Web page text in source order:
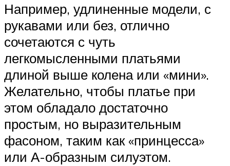
Например, удлиненные модели, с
рукавами или без, отлично
сочетаются с чуть
легкомысленными платьями
длиной выше колена или «мини».
Желательно, чтобы платье при
этом обладало достаточно
простым, но выразительным
фасоном, таким как «принцесса»
или А-образным силуэтом.